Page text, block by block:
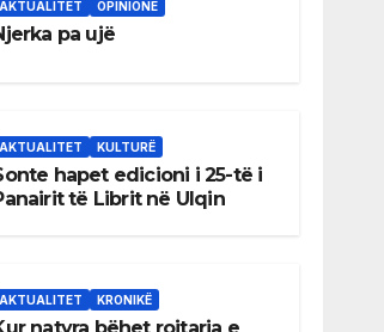
AKTUALITET OPINIONE
pa ujë
AKTUALITET KULTURË
hapet edicioni i 25-të i
të Librit në Ulqin
AKTUALITET KRONIKË
natyra bëhet rojtarja e